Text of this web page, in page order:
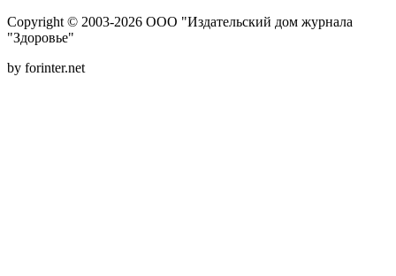
Copyright © 2003-2026 ООО "Издательский дом журнала
"Здоровье"
by forinter.net